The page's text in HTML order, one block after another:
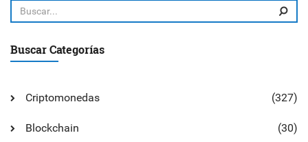
Buscar Categorías
Criptomonedas (327)
Blockchain (30)